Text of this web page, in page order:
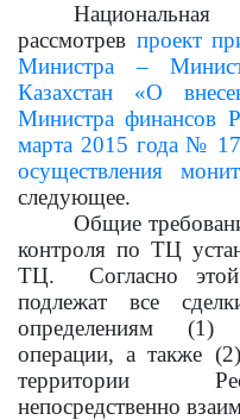
рассмотрев проект
Министра –
Казахстан «О
Министра финансов
марта 2015 года №
осуществления
следующее.
Общие
контроля по ТЦ
ТЦ. Согласно
подлежат все
определениям (1)
операции, а также
территории
непосредственно